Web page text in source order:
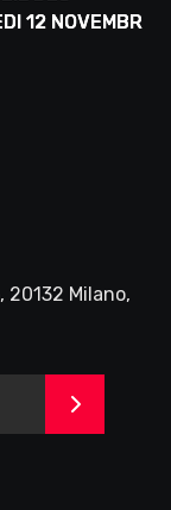
12 NOVEMBRE
Milano,
>